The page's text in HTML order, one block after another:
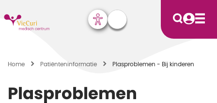
Home Patiënten­informatie Plasproblemen - Bij kinderen
Plasproblemen